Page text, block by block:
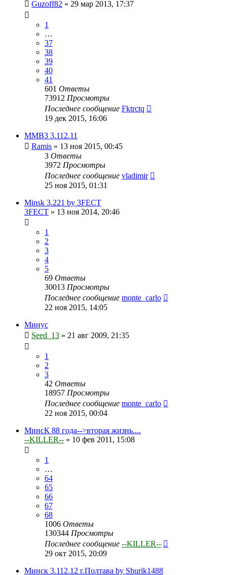
Guzoff82 » 29 мар 2013, 17:37
1
…
37
38
39
40
41
601 Ответы
73912 Просмотры
Последнее сообщение Fktrctq
19 дек 2015, 16:06
ММВ3 3.112.11
Ramis » 13 ноя 2015, 00:45
3 Ответы
3972 Просмотры
Последнее сообщение vladimir
25 ноя 2015, 01:31
Minsk 3.221 by 3FECT
3FECT » 13 ноя 2014, 20:46
1
2
3
4
5
69 Ответы
30013 Просмотры
Последнее сообщение monte_carlo
22 ноя 2015, 14:05
Минус
Seed_13 » 21 авг 2009, 21:35
1
2
3
42 Ответы
18957 Просмотры
Последнее сообщение monte_carlo
22 ноя 2015, 00:04
МинсК 88 года-->вторая жизнь....
--KILLER-- » 10 фев 2011, 15:08
1
…
64
65
66
67
68
1006 Ответы
130344 Просмотры
Последнее сообщение --KILLER--
29 окт 2015, 20:09
Минск 3.112.12 г.Полтава by Shurik1488